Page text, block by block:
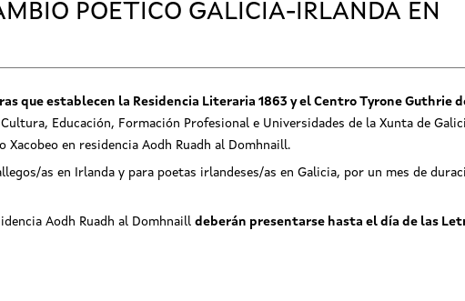
POÉTICO GALICIA-IRLANDA EN
que establecen la Residencia Literaria 1863 y el Centro Tyrone Guthrie
Educación, Formación Profesional e Universidades de la Xunta de
en residencia Aodh Ruadh al Domhnaill.
as en Irlanda y para poetas irlandeses/as en Galicia, por un mes de
Aodh Ruadh al Domhnaill deberán presentarse hasta el día de las